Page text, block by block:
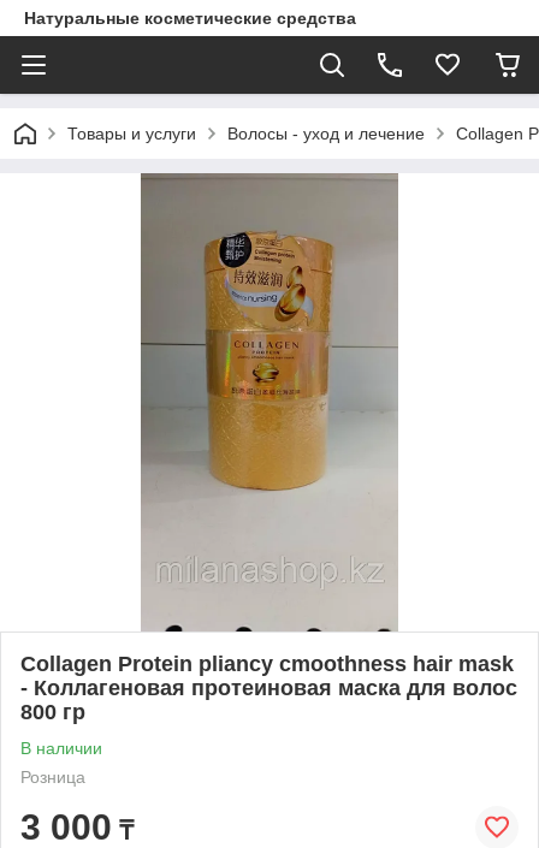
Натуральные косметические средства
Товары и услуги Волосы - уход и лечение Collagen
Collagen Protein pliancy cmoothness hair mask
- Коллагеновая протеиновая маска для волос
800 гр
В наличии
Розница
3 000 ₸